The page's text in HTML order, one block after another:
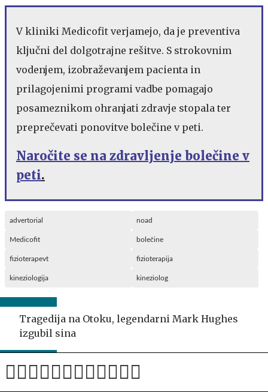
V kliniki Medicofit verjamejo, da je preventiva
ključni del dolgotrajne rešitve. S strokovnim
vodenjem, izobraževanjem pacienta in
prilagojenimi programi vadbe pomagajo
posameznikom ohranjati zdravje stopala ter
preprečevati ponovitve bolečine v peti.
Naročite se na zdravljenje bolečine v
peti.
advertorial noad
Medicofit bolečine
fizioterapevt fizioterapija
kineziologija kineziolog
Tragedija na Otoku, legendarni Mark Hughes
izgubil sina